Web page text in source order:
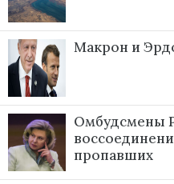
Макрон и
Омбудсмены
пропавших